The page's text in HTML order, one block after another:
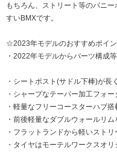
もちろん、ストリート等のバニ
すいBMXです。
☆2023年モデルのおすすめポイ
・2022年モデルからパーツ構成
・シートポスト(サドル下棒)が長
・シャープなテーパー加工フォー
・軽量なフリーコースターハブ搭
・前後軽量なダブルウォールリム
・フラットランドから軽いスト
・タイヤはモーテルワークスオ